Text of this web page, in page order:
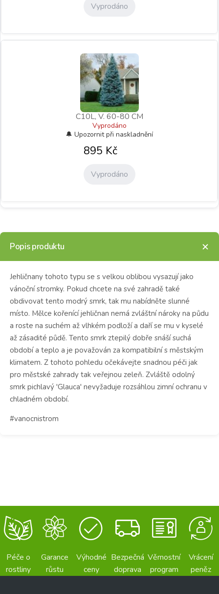
Vyprodáno
C10L, V. 60-80 CM
Vyprodáno
895 Kč
Vyprodáno
Popis produktu
Jehličnany tohoto typu se s velkou oblibou vysazují jako
vánoční stromky. Pokud chcete na své zahradě také
obdivovat tento modrý smrk, tak mu nabídněte slunné
místo. Mělce kořenící jehličnan nemá zvláštní nároky na půdu
a roste na suchém až vlhkém podloží a daří se mu v kyselé
až zásadité půdě. Tento smrk ztepilý dobře snáší suchá
období a teplo a je považován za kompatibilní s městským
klimatem. Z tohoto pohledu očekávejte snadnou péči jak
pro městské zahrady tak veřejnou zeleň. Zvláště odolný
smrk pichlavý 'Glauca' nevyžaduje rozsáhlou zimní ochranu v
chladném období.
#vanocnistrom
Péče o
rostliny
Garance
růstu
Výhodné
ceny
Bezpečná
doprava
Věrnostní
program
Vrácení
peněz